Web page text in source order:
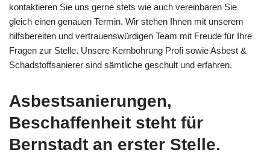
kontaktieren Sie uns gerne stets wie auch vereinbaren Sie
gleich einen genauen Termin. Wir stehen Ihnen mit unserem
hilfsbereiten und vertrauenswürdigen Team mit Freude für Ihre
Fragen zur Stelle. Unsere Kernbohrung Profi sowie Asbest &
Schadstoffsanierer sind sämtliche geschult und erfahren.
Asbestsanierungen,
Beschaffenheit steht für
Bernstadt an erster Stelle.